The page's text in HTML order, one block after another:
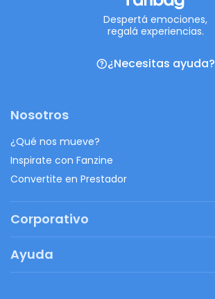
Despertá emociones,
regalá experiencias.
¿Necesitas ayuda?
Nosotros
¿Qué nos mueve?
Inspirate con Fanzine
Convertite en Prestador
Corporativo
Regalos originales
Ayuda